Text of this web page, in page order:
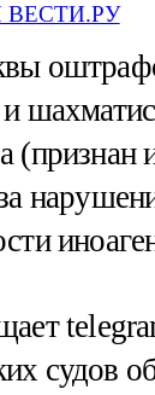
(признан
судов